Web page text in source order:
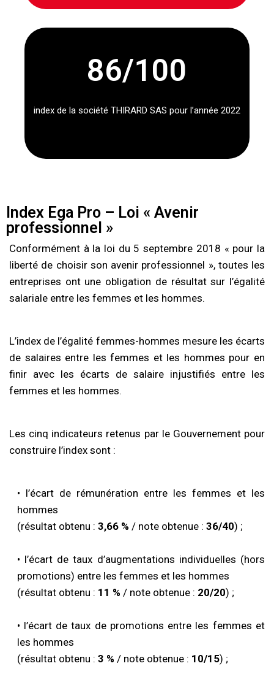
86/100
index de la société THIRARD SAS pour l’année 2022
Index Ega Pro – Loi « Avenir
professionnel »
Conformément à la loi du 5 septembre 2018 « pour la
liberté de choisir son avenir professionnel », toutes les
entreprises ont une obligation de résultat sur l’égalité
salariale entre les femmes et les hommes.
L’index de l’égalité femmes-hommes mesure les écarts
de salaires entre les femmes et les hommes pour en
finir avec les écarts de salaire injustifiés entre les
femmes et les hommes.
Les cinq indicateurs retenus par le Gouvernement pour
construire l’index sont :
• l’écart de rémunération entre les femmes et les
hommes
(résultat obtenu : 3,66 % / note obtenue : 36/40) ;
• l’écart de taux d’augmentations individuelles (hors
promotions) entre les femmes et les hommes
(résultat obtenu : 11 % / note obtenue : 20/20) ;
• l’écart de taux de promotions entre les femmes et
les hommes
(résultat obtenu : 3 % / note obtenue : 10/15) ;